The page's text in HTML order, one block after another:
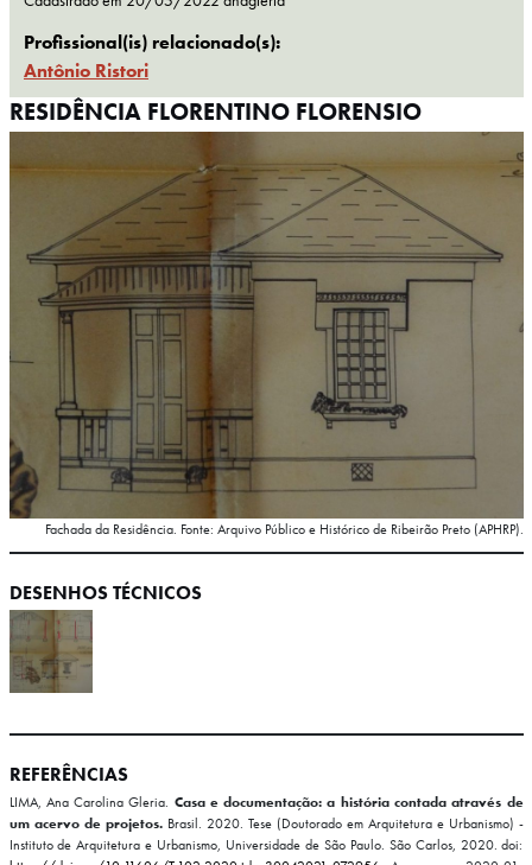
Profissional(is) relacionado(s):
Antônio Ristori
RESIDÊNCIA FLORENTINO FLORENSIO
Fachada da Residência. Fonte: Arquivo Público e Histórico de Ribeirão Preto (APHRP).
DESENHOS TÉCNICOS
REFERÊNCIAS
LIMA, Ana Carolina Gleria. Casa e documentação: a história contada através de
um acervo de projetos.Brasil. 2020. Tese (Doutorado em Arquitetura e Urbanismo) -
Instituto de Arquitetura e Urbanismo, Universidade de São Paulo. São Carlos, 2020. doi: